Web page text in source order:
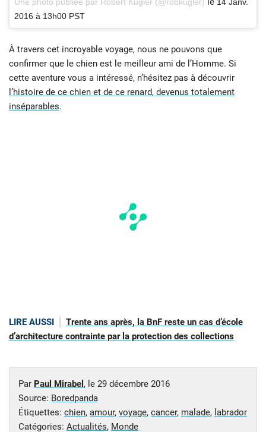
2016 à 13h00 PST
À travers cet incroyable voyage, nous ne pouvons que
confirmer que le chien est le meilleur ami de l’Homme. Si
cette aventure vous a intéressé, n’hésitez pas à découvrir
l’histoire de ce chien et de ce renard, devenus totalement
inséparables.
LIRE AUSSI
Trente ans après, la BnF reste un cas d’école
d’architecture contrainte par la protection des collections
Par Paul Mirabel , le 29 décembre 2016
Source: Boredpanda
Étiquettes: chien, amour, voyage, cancer, malade, labrador
Catégories: Actualités, Monde